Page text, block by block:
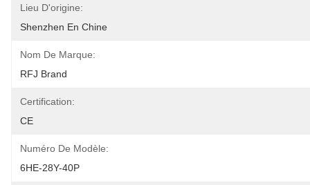
Lieu D'origine:
Shenzhen En Chine
Nom De Marque:
RFJ Brand
Certification:
CE
Numéro De Modèle:
6HE-28Y-40P